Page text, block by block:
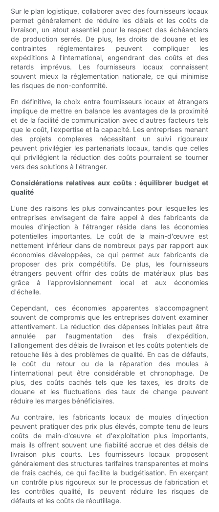
Sur le plan logistique, collaborer avec des fournisseurs locaux
permet généralement de réduire les délais et les coûts de
livraison, un atout essentiel pour le respect des échéanciers
de production serrés. De plus, les droits de douane et les
contraintes réglementaires peuvent compliquer les
expéditions à l'international, engendrant des coûts et des
retards imprévus. Les fournisseurs locaux connaissent
souvent mieux la réglementation nationale, ce qui minimise
les risques de non-conformité.
En définitive, le choix entre fournisseurs locaux et étrangers
implique de mettre en balance les avantages de la proximité
et de la facilité de communication avec d'autres facteurs tels
que le coût, l'expertise et la capacité. Les entreprises menant
des projets complexes nécessitant un suivi rigoureux
peuvent privilégier les partenariats locaux, tandis que celles
qui privilégient la réduction des coûts pourraient se tourner
vers des solutions à l'étranger.
Considérations relatives aux coûts : équilibrer budget et
qualité
L'une des raisons les plus convaincantes pour lesquelles les
entreprises envisagent de faire appel à des fabricants de
moules d'injection à l'étranger réside dans les économies
potentielles importantes. Le coût de la main-d'œuvre est
nettement inférieur dans de nombreux pays par rapport aux
économies développées, ce qui permet aux fabricants de
proposer des prix compétitifs. De plus, les fournisseurs
étrangers peuvent offrir des coûts de matériaux plus bas
grâce à l'approvisionnement local et aux économies
d'échelle.
Cependant, ces économies apparentes s'accompagnent
souvent de compromis que les entreprises doivent examiner
attentivement. La réduction des dépenses initiales peut être
annulée par l'augmentation des frais d'expédition,
l'allongement des délais de livraison et les coûts potentiels de
retouche liés à des problèmes de qualité. En cas de défauts,
le coût du retour ou de la réparation des moules à
l'international peut être considérable et chronophage. De
plus, des coûts cachés tels que les taxes, les droits de
douane et les fluctuations des taux de change peuvent
réduire les marges bénéficiaires.
Au contraire, les fabricants locaux de moules d'injection
peuvent pratiquer des prix plus élevés, compte tenu de leurs
coûts de main-d'œuvre et d'exploitation plus importants,
mais ils offrent souvent une fiabilité accrue et des délais de
livraison plus courts. Les fournisseurs locaux proposent
généralement des structures tarifaires transparentes et moins
de frais cachés, ce qui facilite la budgétisation. En exerçant
un contrôle plus rigoureux sur le processus de fabrication et
les contrôles qualité, ils peuvent réduire les risques de
défauts et les coûts de réoutillage.